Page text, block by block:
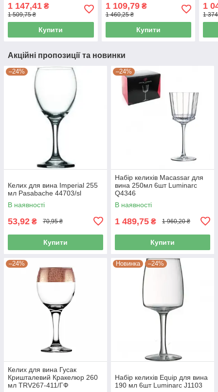
1 147,41 ₴
1 509,75 ₴
Купити
1 109,79₴
1 460,25 ₴
Купити
1
1
Акційні пропозиції та новинки
–24%
Келих для вина Imperial 255
мл Pasabache 44703/sl
В наявності
53,92 ₴ 70,95 ₴
Купити
–24%
Набір келихів Macassar для
вина 250мл 6шт Luminarc
Q4346
В наявності
1 489,75 ₴ 1 960,20 ₴
Купити
–24%
Келих для вина Гусак
Кришталевий Кракелюр 260
мл TRV267-411/ГФ
Новинка –24%
Набір келихів Equip для вина
190 мл 6шт Luminarc J1103